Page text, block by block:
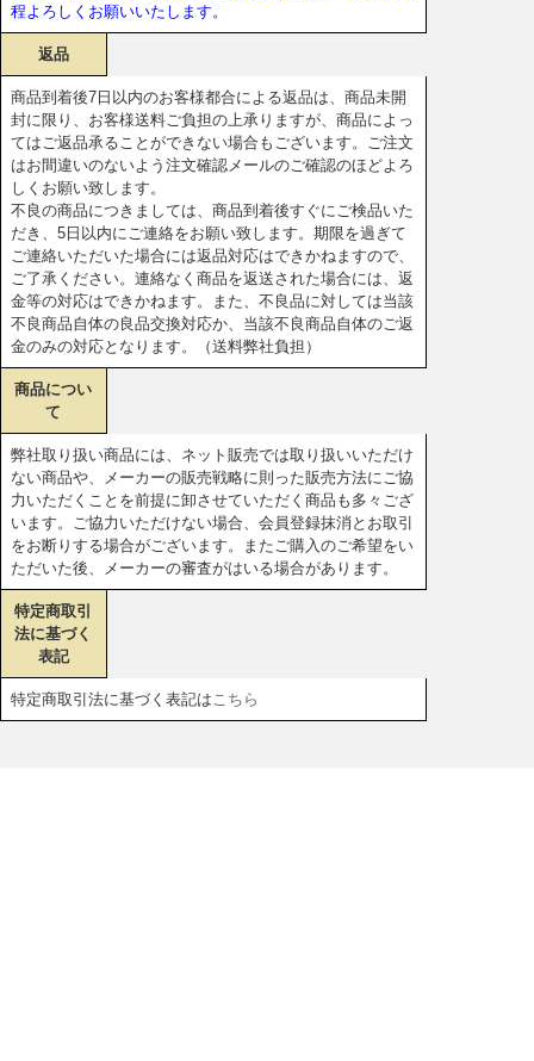
程よろしくお願いいたします。
返品
商品到着後7日以内のお客様都合による返品は、商品未開
封に限り、お客様送料ご負担の上承りますが、商品によっ
てはご返品承ることができない場合もございます。ご注文
はお間違いのないよう注文確認メールのご確認のほどよろ
しくお願い致します。
不良の商品につきましては、商品到着後すぐにご検品いた
だき、5日以内にご連絡をお願い致します。期限を過ぎて
ご連絡いただいた場合には返品対応はできかねますので、
ご了承ください。連絡なく商品を返送された場合には、返
金等の対応はできかねます。また、不良品に対しては当該
不良商品自体の良品交換対応か、当該不良商品自体のご返
金のみの対応となります。（送料弊社負担）
商品につい
て
弊社取り扱い商品には、ネット販売では取り扱いいただけ
ない商品や、メーカーの販売戦略に則った販売方法にご協
力いただくことを前提に卸させていただく商品も多々ござ
います。ご協力いただけない場合、会員登録抹消とお取引
をお断りする場合がございます。またご購入のご希望をい
ただいた後、メーカーの審査がはいる場合があります。
特定商取引
法に基づく
表記
特定商取引法に基づく表記はこちら